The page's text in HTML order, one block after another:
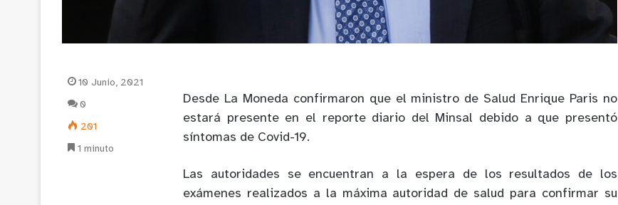
Desde La Moneda confirmaron que el ministro de Salud Enrique Paris no
estará presente en el reporte diario del Minsal debido a que presentó
síntomas de Covid-19.
Las autoridades se encuentran a la espera de los resultados de los
exámenes realizados a la máxima autoridad de salud para confirmar su
10 Junio, 2021
0
201
1 minuto